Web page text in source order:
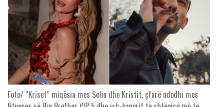
Foto/ “Kriset” miqësia mes Selin dhe Kristit, çfarë ndodhi mes